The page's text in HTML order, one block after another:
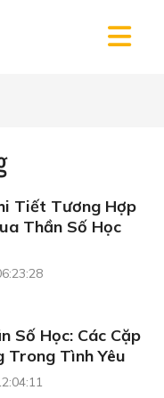
Tiết Tương Hợp
Thần Số Học
Số Học: Các Cặp
Trong Tình Yêu